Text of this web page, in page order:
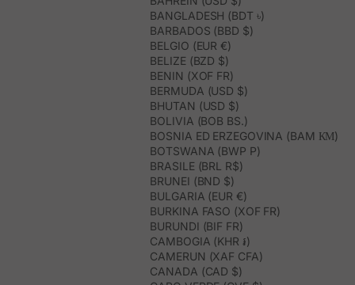
BANGLADESH (BDT ৳)
BARBADOS (BBD $)
BELGIO (EUR €)
BELIZE (BZD $)
BENIN (XOF FR)
BERMUDA (USD $)
BHUTAN (USD $)
BOLIVIA (BOB BS.)
BOSNIA ED ERZEGOVINA (BAM КМ)
BOTSWANA (BWP P)
BRASILE (BRL R$)
BRUNEI (BND $)
BULGARIA (EUR €)
BURKINA FASO (XOF FR)
BURUNDI (BIF FR)
CAMBOGIA (KHR ៛)
CAMERUN (XAF CFA)
CANADA (CAD $)